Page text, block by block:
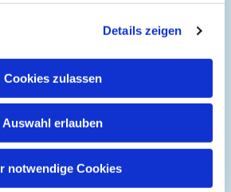
Details zeigen
Cookies zulassen
Auswahl erlauben
notwendige Cookies